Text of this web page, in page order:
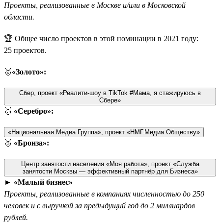
Проекты, реализованные в Москве и/или в Московской
области.
🏆 Общее число проектов в этой номинации в 2021 году:
25 проектов.
🥇«Золото»:
Сбер, проект «Реалити-шоу в TikTok #Мама, я стажируюсь в
Сбере»
🥈 «Серебро»:
«Национальная Медиа Группа», проект «НМГ.Медиа Обществу»
🥉 «Бронза»:
Центр занятости населения «Моя работа», проект «Служба
занятости Москвы — эффективный партнёр для Бизнеса»
► «Малый бизнес»
Проекты, реализованные в компаниях численностью до 250
человек и с выручкой за предыдущий год до 2 миллиардов
рублей.